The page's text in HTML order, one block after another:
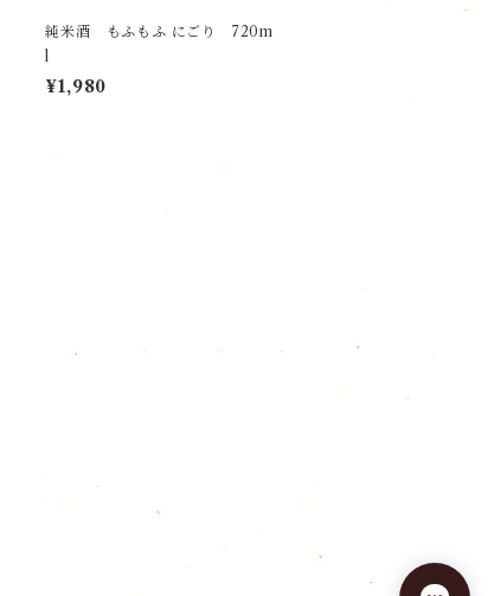
純米酒 もふもふ にごり 720m
l
¥1,980